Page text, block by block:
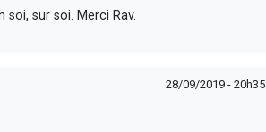
sur soi. Merci Rav.
28/09/2019 - 20h35